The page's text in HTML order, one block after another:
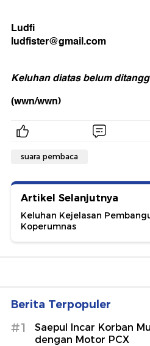
Ludfi
ludfister@gmail.com
Keluhan diatas belum
(wwn/wwn)
suara pembaca
Artikel Selanjutnya
Keluhan Kejelasan
Koperumnas
Berita Terpopuler
#1
Saepul Incar Korban
dengan Motor PCX